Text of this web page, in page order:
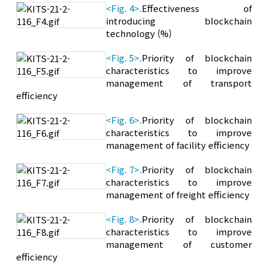
<Fig. 4>.Effectiveness of
introducing blockchain
technology (%)
<Fig. 5>.Priority of blockchain
characteristics to improve
management of transport
efficiency
<Fig. 6>.Priority of blockchain
characteristics to improve
management of facility efficiency
<Fig. 7>.Priority of blockchain
characteristics to improve
management of freight efficiency
<Fig. 8>.Priority of blockchain
characteristics to improve
management of customer
efficiency